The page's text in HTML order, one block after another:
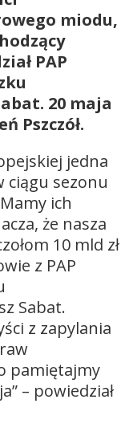
miodu,
PAP
20 maja
Pszczół.
jedna
ciągu sezonu
ich
że nasza
10 mld zł
z PAP
Sabat.
z zapylania
pamiętajmy
– powiedział